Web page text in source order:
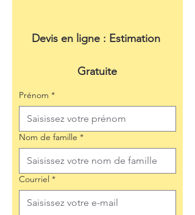
Devis en ligne : Estimation
Gratuite
Prénom *
Nom de famille *
Courriel *